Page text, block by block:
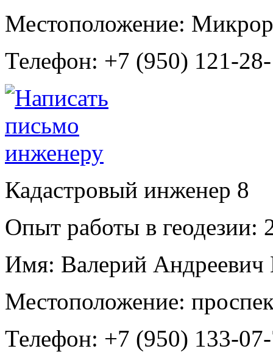
Местоположение:
Телефон: +7 (950) 121-
Кадастровый инженер 8
Опыт работы в геодезии:
Имя: Валерий Андреевич
Местоположение:
Телефон: +7 (950) 133-